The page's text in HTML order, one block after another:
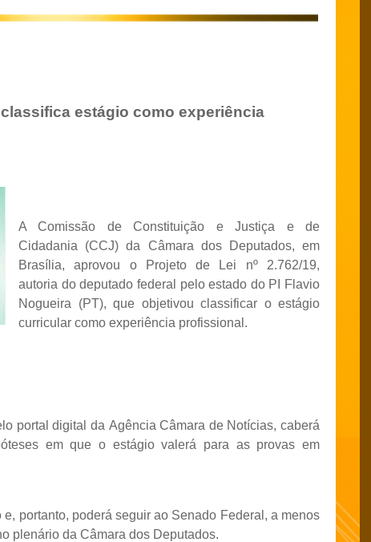
estágio como experiência
A Comissão de Constituição e Justiça e de
Cidadania (CCJ) da Câmara dos Deputados, em
Brasília, aprovou o Projeto de Lei nº 2.762/19,
autoria do deputado federal pelo estado do PI Flavio
Nogueira (PT), que objetivou classificar o estágio
curricular como experiência profissional.
portal digital da Agência Câmara de Notícias, caberá
em que o estágio valerá para as provas em
portanto, poderá seguir ao Senado Federal, a menos
plenário da Câmara dos Deputados.